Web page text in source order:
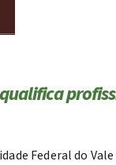
Federal do